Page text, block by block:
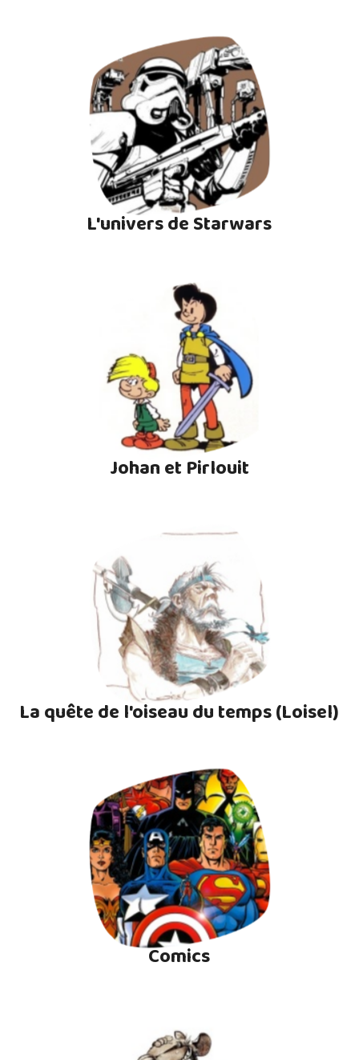
L'univers de Starwars
Johan et Pirlouit
La quête de l'oiseau du temps (Loisel)
Comics